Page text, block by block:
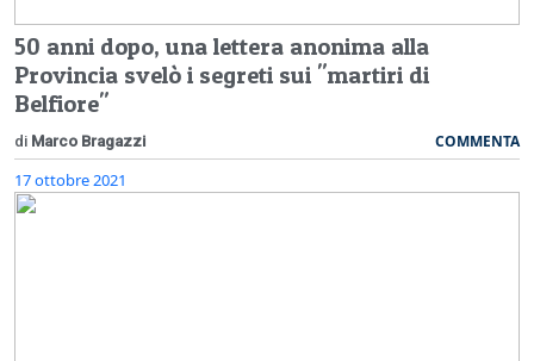
50 anni dopo, una lettera anonima alla
Provincia svelò i segreti sui "martiri di
Belfiore"
di Marco Bragazzi COMMENTA
17 ottobre 2021